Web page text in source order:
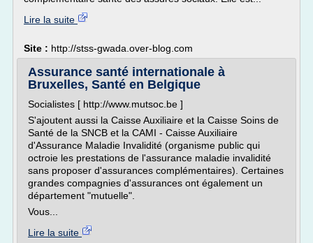
Lire la suite
Site : http://stss-gwada.over-blog.com
Assurance santé internationale à
Bruxelles, Santé en Belgique
Socialistes [ http://www.mutsoc.be ]
S'ajoutent aussi la Caisse Auxiliaire et la Caisse Soins de
Santé de la SNCB et la CAMI - Caisse Auxiliaire
d'Assurance Maladie Invalidité (organisme public qui
octroie les prestations de l'assurance maladie invalidité
sans proposer d'assurances complémentaires). Certaines
grandes compagnies d'assurances ont également un
département "mutuelle".
Vous...
Lire la suite